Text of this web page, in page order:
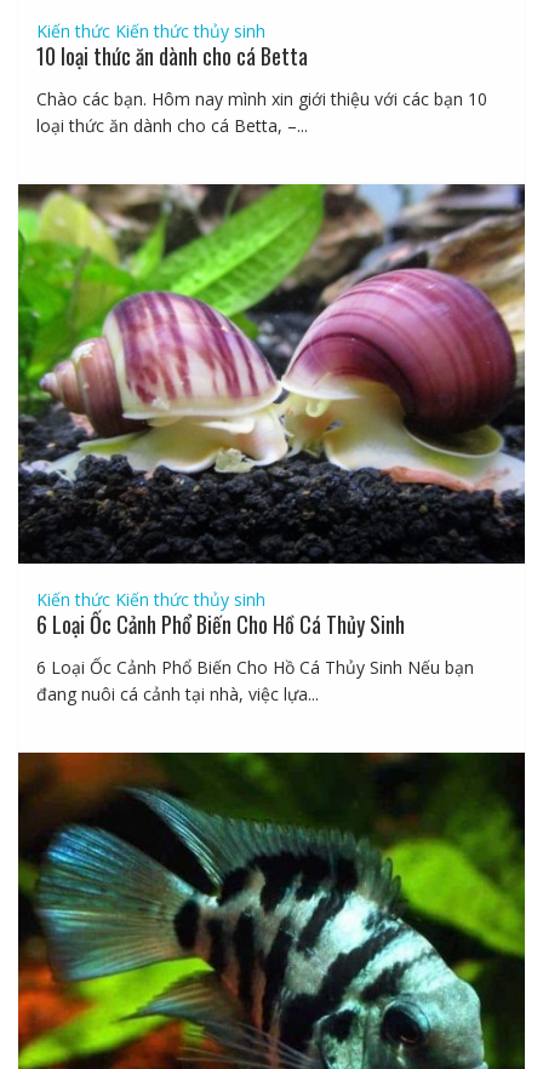
Kiến thức Kiến thức thủy sinh
10 loại thức ăn dành cho cá Betta
Chào các bạn. Hôm nay mình xin giới thiệu với các bạn 10
loại thức ăn dành cho cá Betta, –...
Kiến thức Kiến thức thủy sinh
6 Loại Ốc Cảnh Phổ Biến Cho Hồ Cá Thủy Sinh
6 Loại Ốc Cảnh Phổ Biến Cho Hồ Cá Thủy Sinh Nếu bạn
đang nuôi cá cảnh tại nhà, việc lựa...